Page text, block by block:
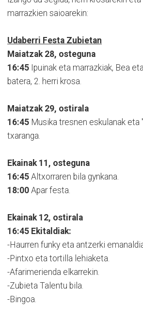
marrazkien saioarekin:
Udaberri Festa Zubietan
Maiatzak 28, osteguna
16:45 Ipuinak eta marrazkiak, Bea
batera, 2. herri krosa.
Maiatzak 29, ostirala
16:45 Musika tresnen eskulanak eta
txaranga.
Ekainak 11, osteguna
16:45 Altxorraren bila gynkana.
18:00 Apar festa.
Ekainak 12, ostirala
16:45 Ekitaldiak:
-Haurren funky eta antzerki
-Pintxo eta tortilla lehiaketa.
-Afarimerienda elkarrekin.
-Zubieta Talentu bila.
-Bingoa.